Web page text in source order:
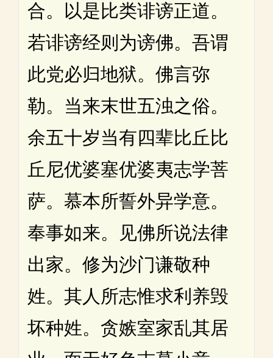
合。以是比类诽谤正道。
若诽谤经则为谤佛。吾谓
此党必归地狱。佛言弥
勒。当来末世五浊之俗。
余五十岁当有四辈比丘比
丘尼优婆塞优婆夷志学菩
萨。慕本所誓外异学意。
奉事如来。见佛所说法律
出家。修为沙门谦敬种
姓。其人所志惟求利养毁
坏种姓。贪嫉室家乱其居